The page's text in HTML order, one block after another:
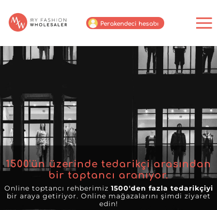
Perakendeci hesabı
1500'ün üzerinde tedarikçi arasından
bir toptancı aranıyor.
Online toptancı rehberimiz 1500'den fazla tedarikçiyi
bir araya getiriyor. Online mağazalarını şimdi ziyaret
edin!